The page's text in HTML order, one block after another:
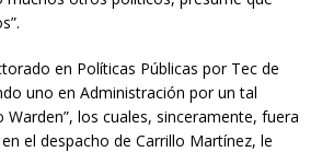
en Políticas Públicas por Tec de
uno en Administración por un tal
Warden”, los cuales, sinceramente, fuera
el despacho de Carrillo Martínez, le